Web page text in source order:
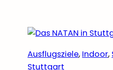
Ausflugsziele, Indoor,
Stuttgart